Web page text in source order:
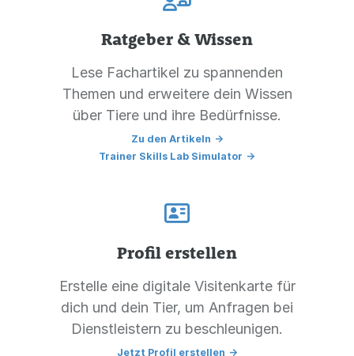
Ratgeber & Wissen
Lese Fachartikel zu spannenden
Themen und erweitere dein Wissen
über Tiere und ihre Bedürfnisse.
Zu den Artikeln ->
Trainer Skills Lab Simulator ->
Profil erstellen
Erstelle eine digitale Visitenkarte für
dich und dein Tier, um Anfragen bei
Dienstleistern zu beschleunigen.
Jetzt Profil erstellen ->